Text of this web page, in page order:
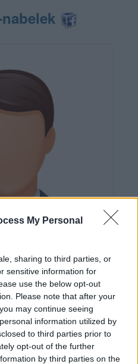
My Personal
sharing to third parties, or
sensitive information for
use the below opt-out
Please note that after your
may continue seeing
information utilized by
to third parties prior to
opt-out of the further
by third parties on the
se líbí